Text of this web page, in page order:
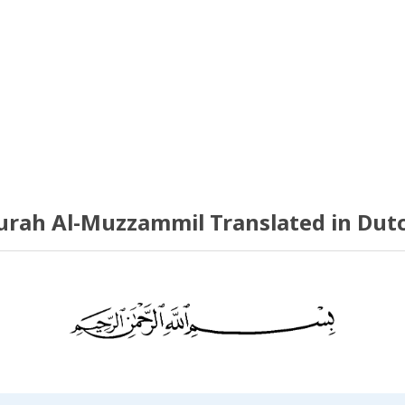
Al-Muzzammil Translated in